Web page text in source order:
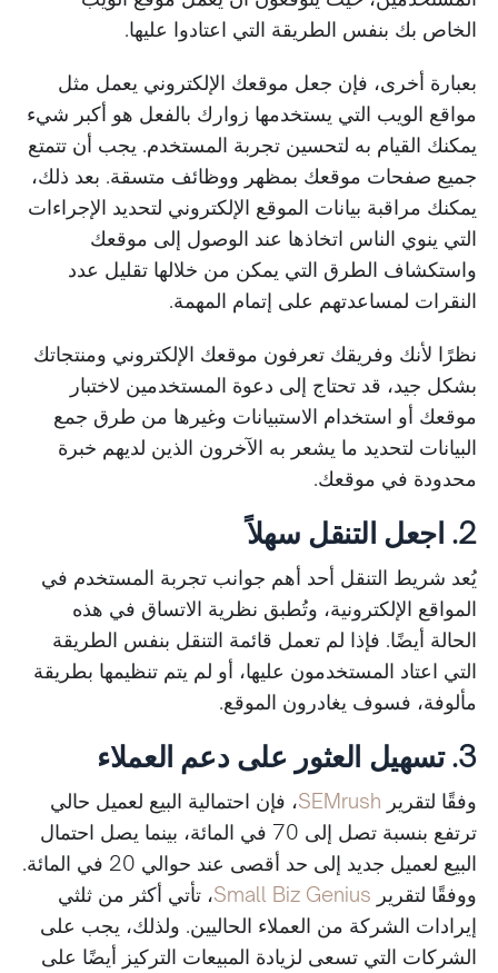
الخاص بك بنفس الطريقة التي اعتادوا عليها.
بعبارة أخرى، فإن جعل موقعك الإلكتروني يعمل مثل
مواقع الويب التي يستخدمها زوارك بالفعل هو أكبر شيء
يمكنك القيام به لتحسين تجربة المستخدم. يجب أن تتمتع
جميع صفحات موقعك بمظهر ووظائف متسقة. بعد ذلك،
يمكنك مراقبة بيانات الموقع الإلكتروني لتحديد الإجراءات
التي ينوي الناس اتخاذها عند الوصول إلى موقعك
واستكشاف الطرق التي يمكن من خلالها تقليل عدد
النقرات لمساعدتهم على إتمام المهمة.
نظرًا لأنك وفريقك تعرفون موقعك الإلكتروني ومنتجاتك
بشكل جيد، قد تحتاج إلى دعوة المستخدمين لاختبار
موقعك أو استخدام الاستبيانات وغيرها من طرق جمع
البيانات لتحديد ما يشعر به الآخرون الذين لديهم خبرة
محدودة في موقعك.
2. اجعل التنقل سهلاً
يُعد شريط التنقل أحد أهم جوانب تجربة المستخدم في
المواقع الإلكترونية، وتُطبق نظرية الاتساق في هذه
الحالة أيضًا. فإذا لم تعمل قائمة التنقل بنفس الطريقة
التي اعتاد المستخدمون عليها، أو لم يتم تنظيمها بطريقة
مألوفة، فسوف يغادرون الموقع.
3. تسهيل العثور على دعم العملاء
وفقًا لتقرير SEMrush، فإن احتمالية البيع لعميل حالي
ترتفع بنسبة تصل إلى 70 في المائة، بينما يصل احتمال
البيع لعميل جديد إلى حد أقصى عند حوالي 20 في المائة.
ووفقًا لتقرير Small Biz Genius، تأتي أكثر من ثلثي
إيرادات الشركة من العملاء الحاليين. ولذلك، يجب على
الشركات التي تسعى لزيادة المبيعات التركيز أيضًا على